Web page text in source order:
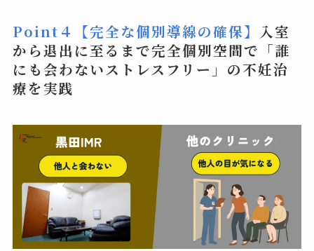
Point４【完全な個別導線の確保】
入室
から退出に至るまで完全個別空間で「誰
にも会わないストレスフリー」の不妊治
療を実践